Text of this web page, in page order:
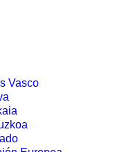
Vasco